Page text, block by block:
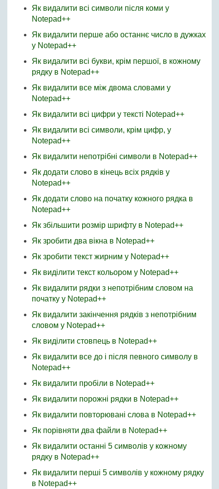
Як видалити всі символи після коми у
Notepad++
Як видалити перше або останнє число в дужках
у Notepad++
Як видалити всі букви, крім першої, в кожному
рядку в Notepad++
Як видалити все між двома словами у
Notepad++
Як видалити всі цифри у тексті Notepad++
Як видалити всі символи, крім цифр, у
Notepad++
Як видалити непотрібні символи в Notepad++
Як додати слово в кінець всіх рядків у
Notepad++
Як додати слово на початку кожного рядка в
Notepad++
Як збільшити розмір шрифту в Notepad++
Як зробити два вікна в Notepad++
Як зробити текст жирним у Notepad++
Як виділити текст кольором у Notepad++
Як видалити рядки з непотрібним словом на
початку у Notepad++
Як видалити закінчення рядків з непотрібним
словом у Notepad++
Як виділити стовпець в Notepad++
Як видалити все до і після певного символу в
Notepad++
Як видалити пробіли в Notepad++
Як видалити порожні рядки в Notepad++
Як видалити повторювані слова в Notepad++
Як порівняти два файли в Notepad++
Як видалити останні 5 символів у кожному
рядку в Notepad++
Як видалити перші 5 символів у кожному рядку
в Notepad++